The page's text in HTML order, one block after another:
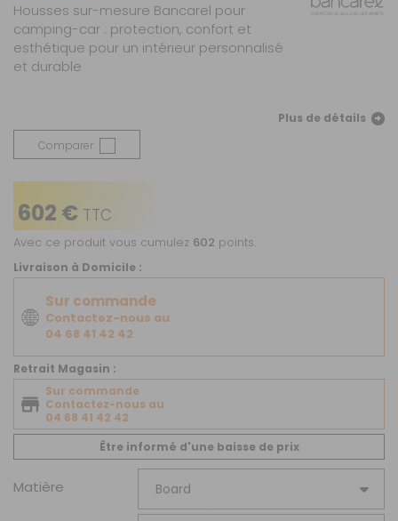
Housses sur-mesure Bancarel pour
camping-car : protection, confort et
esthétique pour un intérieur personnalisé
et durable
Plus de détails
Comparer
602 € TTC
Avec ce produit vous cumulez 602 points.
Livraison à Domicile :
Sur commande
Contactez-nous au
04 68 41 42 42
Retrait Magasin :
Sur commande
Contactez-nous au
04 68 41 42 42
Être informé d'une baisse de prix
Matière